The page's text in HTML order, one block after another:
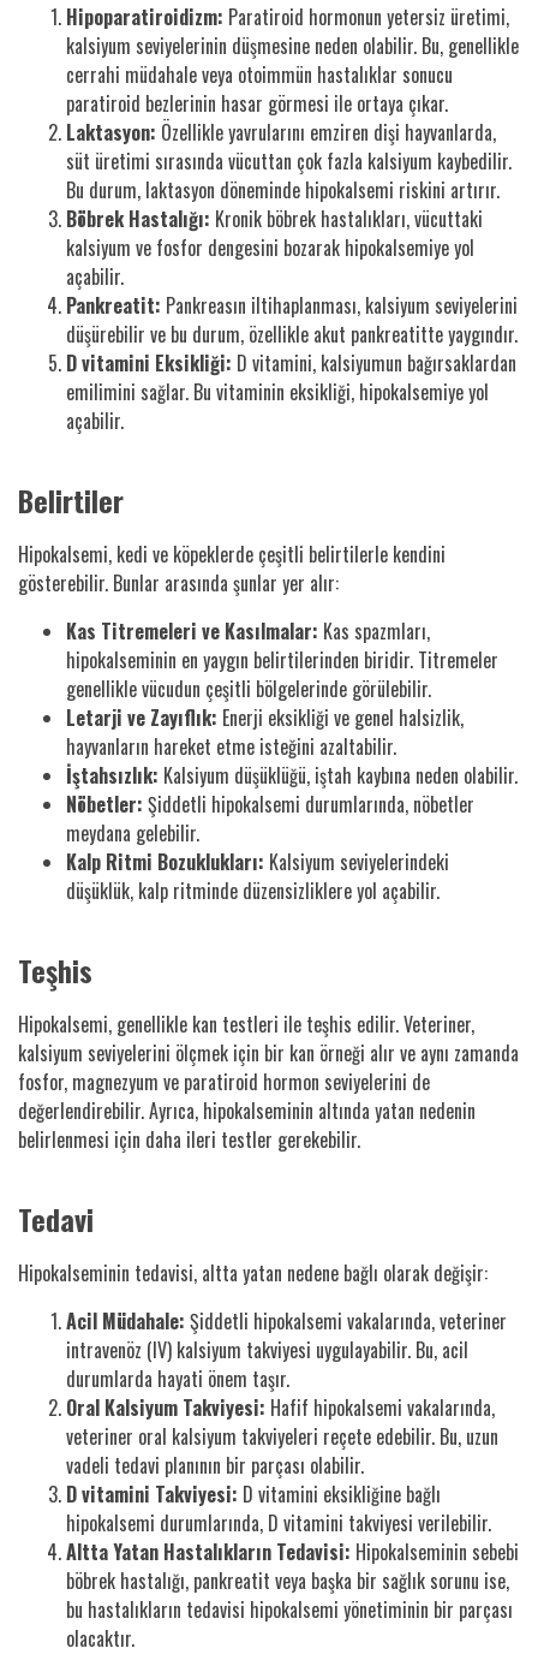
Hipoparatiroidizm: Paratiroid hormonun yetersiz üretimi,
kalsiyum seviyelerinin düşmesine neden olabilir. Bu, genellikle
cerrahi müdahale veya otoimmün hastalıklar sonucu
paratiroid bezlerinin hasar görmesi ile ortaya çıkar.
Laktasyon: Özellikle yavrularını emziren dişi hayvanlarda,
süt üretimi sırasında vücuttan çok fazla kalsiyum kaybedilir.
Bu durum, laktasyon döneminde hipokalsemi riskini artırır.
Böbrek Hastalığı: Kronik böbrek hastalıkları, vücuttaki
kalsiyum ve fosfor dengesini bozarak hipokalsemiye yol
açabilir.
Pankreatit: Pankreasın iltihaplanması, kalsiyum seviyelerini
düşürebilir ve bu durum, özellikle akut pankreatitte yaygındır.
D vitamini Eksikliği: D vitamini, kalsiyumun bağırsaklardan
emilimini sağlar. Bu vitaminin eksikliği, hipokalsemiye yol
açabilir.
Belirtiler
Hipokalsemi, kedi ve köpeklerde çeşitli belirtilerle kendini
gösterebilir. Bunlar arasında şunlar yer alır:
Kas Titremeleri ve Kasılmalar: Kas spazmları,
hipokalseminin en yaygın belirtilerinden biridir. Titremeler
genellikle vücudun çeşitli bölgelerinde görülebilir.
Letarji ve Zayıflık: Enerji eksikliği ve genel halsizlik,
hayvanların hareket etme isteğini azaltabilir.
İştahsızlık: Kalsiyum düşüklüğü, iştah kaybına neden olabilir.
Nöbetler: Şiddetli hipokalsemi durumlarında, nöbetler
meydana gelebilir.
Kalp Ritmi Bozuklukları: Kalsiyum seviyelerindeki
düşüklük, kalp ritminde düzensizliklere yol açabilir.
Teşhis
Hipokalsemi, genellikle kan testleri ile teşhis edilir. Veteriner,
kalsiyum seviyelerini ölçmek için bir kan örneği alır ve aynı zamanda
fosfor, magnezyum ve paratiroid hormon seviyelerini de
değerlendirebilir. Ayrıca, hipokalseminin altında yatan nedenin
belirlenmesi için daha ileri testler gerekebilir.
Tedavi
Hipokalseminin tedavisi, altta yatan nedene bağlı olarak değişir:
Acil Müdahale: Şiddetli hipokalsemi vakalarında, veteriner
intravenöz (IV) kalsiyum takviyesi uygulayabilir. Bu, acil
durumlarda hayati önem taşır.
Oral Kalsiyum Takviyesi: Hafif hipokalsemi vakalarında,
veteriner oral kalsiyum takviyeleri reçete edebilir. Bu, uzun
vadeli tedavi planının bir parçası olabilir.
D vitamini Takviyesi: D vitamini eksikliğine bağlı
hipokalsemi durumlarında, D vitamini takviyesi verilebilir.
Altta Yatan Hastalıkların Tedavisi: Hipokalseminin sebebi
böbrek hastalığı, pankreatit veya başka bir sağlık sorunu ise,
bu hastalıkların tedavisi hipokalsemi yönetiminin bir parçası
olacaktır.